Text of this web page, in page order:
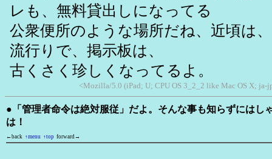
レも、無料貸出しになってる
公衆便所のような場所だね、近頃は
流行りで、掲示板は、
古くさく珍しくなってるよ。
<Mozilla/5.0 (iPad; U; CPU OS 3_2_2 like Mac OS X;
●「管理者命令は絶対服従」だよ。そんな事も知らずにはし
は！
←back ↑menu ↑top forward→